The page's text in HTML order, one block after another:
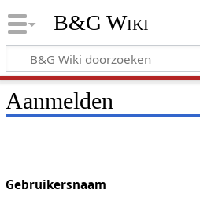
B&G Wiki
Aanmelden
Gebruikersnaam